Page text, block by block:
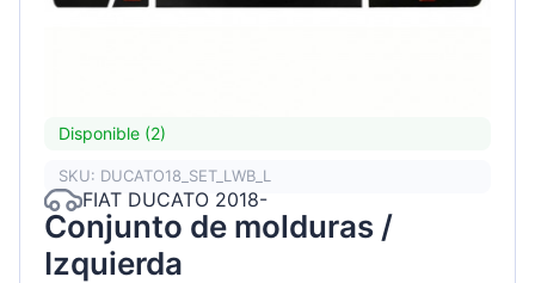
Disponible (2)
SKU: DUCATO18_SET_LWB_L
FIAT DUCATO 2018-
Conjunto de molduras /
Izquierda